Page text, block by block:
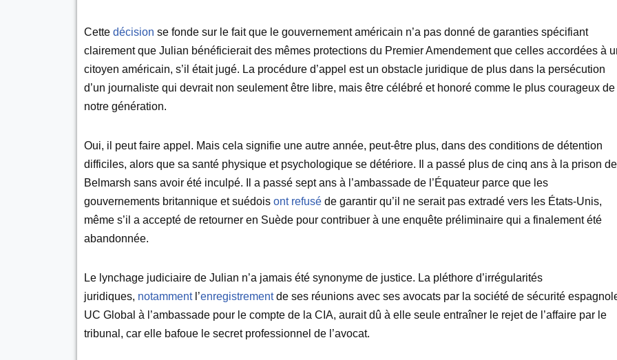
Cette décision se fonde sur le fait que le gouvernement américain n’a pas donné de garanties spécifiant
clairement que Julian bénéficierait des mêmes protections du Premier Amendement que celles accordées à
citoyen américain, s’il était jugé. La procédure d’appel est un obstacle juridique de plus dans la persécution
d’un journaliste qui devrait non seulement être libre, mais être célébré et honoré comme le plus courageux de
notre génération.
Oui, il peut faire appel. Mais cela signifie une autre année, peut-être plus, dans des conditions de détention
difficiles, alors que sa santé physique et psychologique se détériore. Il a passé plus de cinq ans à la prison de
Belmarsh sans avoir été inculpé. Il a passé sept ans à l’ambassade de l’Équateur parce que les
gouvernements britannique et suédois ont refusé de garantir qu’il ne serait pas extradé vers les États-Unis,
même s’il a accepté de retourner en Suède pour contribuer à une enquête préliminaire qui a finalement été
abandonnée.
Le lynchage judiciaire de Julian n’a jamais été synonyme de justice. La pléthore d’irrégularités
juridiques, notammentl’enregistrementde ses réunions avec ses avocats par la société de sécurité
UC Global à l’ambassade pour le compte de la CIA, aurait dû à elle seule entraîner le rejet de l’affaire par le
tribunal, car elle bafoue le secret professionnel de l’avocat.